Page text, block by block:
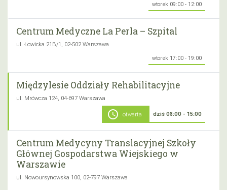
wtorek 09:00 - 12:00
Centrum Medyczne La Perla – Szpital
ul. Łowicka 21B/1, 02-502 Warszawa
wtorek 17:00 - 19:00
Międzylesie Oddziały Rehabilitacyjne
ul. Mrówcza 124, 04-697 Warszawa
schedule otwarta dziś 08:00 - 15:00
Centrum Medycyny Translacyjnej Szkoły
Głównej Gospodarstwa Wiejskiego w
Warszawie
ul. Nowoursynowska 100, 02-797 Warszawa